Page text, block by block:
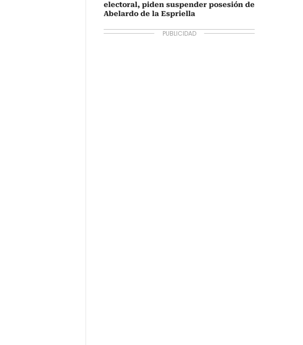
electoral, piden suspender posesión de
Abelardo de la Espriella